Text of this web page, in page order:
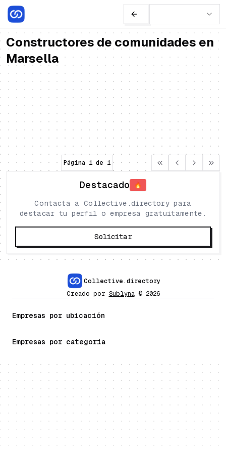
Constructores de comunidades en
Marsella
Eva Roussel
Discord Builder y Desarrolladora
Discord
Desarrollo Automatización
Página 1 de 1
Destacado 🔥
Contacta a Collective.directory para
destacar tu perfil o empresa gratuitamente.
Solicitar
Collective.directory
Creado por Sublyna © 2026
Empresas por ubicación
Empresas por categoría